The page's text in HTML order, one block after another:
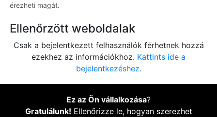
érezheti magát.
Ellenőrzött weboldalak
Csak a bejelentkezett felhasználók férhetnek hozzá
ezekhez az információkhoz. Kattints ide a
bejelentkezéshez.
Ez az Ön vállalkozása?
Gratulálunk! Ellenőrizze le, hogyan szerezhet